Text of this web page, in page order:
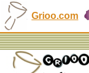
Grioo.com